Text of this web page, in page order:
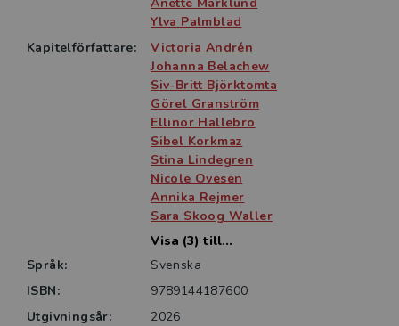
hedersrelaterat våld och förtryck samt våld i hbtqi-
personers nära relationer. NCK arbetar med
utbildning av yrkesverksamma och studenter samt
med forskning och kunskapssammanställning. På
regeringens uppdrag driver NCK även fyra nationella
stödlinjer och chattar för våldsutsatta samt en
patientmottagning för kvinnor som utsatts för våld.
Ylva Palmblad
Kapitelförfattare:
Victoria Andrén
Johanna Belachew
Siv-Britt Björktomta
Görel Granström
Ellinor Hallebro
Sibel Korkmaz
Stina Lindegren
Nicole Ovesen
Annika Rejmer
Sara Skoog Waller
Visa (3) till...
Språk:
Svenska
ISBN:
9789144187600
Utgivningsår:
2026